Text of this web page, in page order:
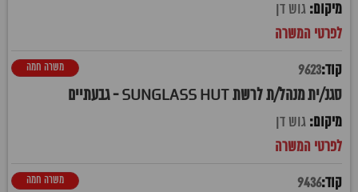
גוש דן
9623
סגנ/ית מנהל/ת לרשת SUNGLASS HUT - גבעתיים
משרה חמה
גוש דן
9436 משרה חמה